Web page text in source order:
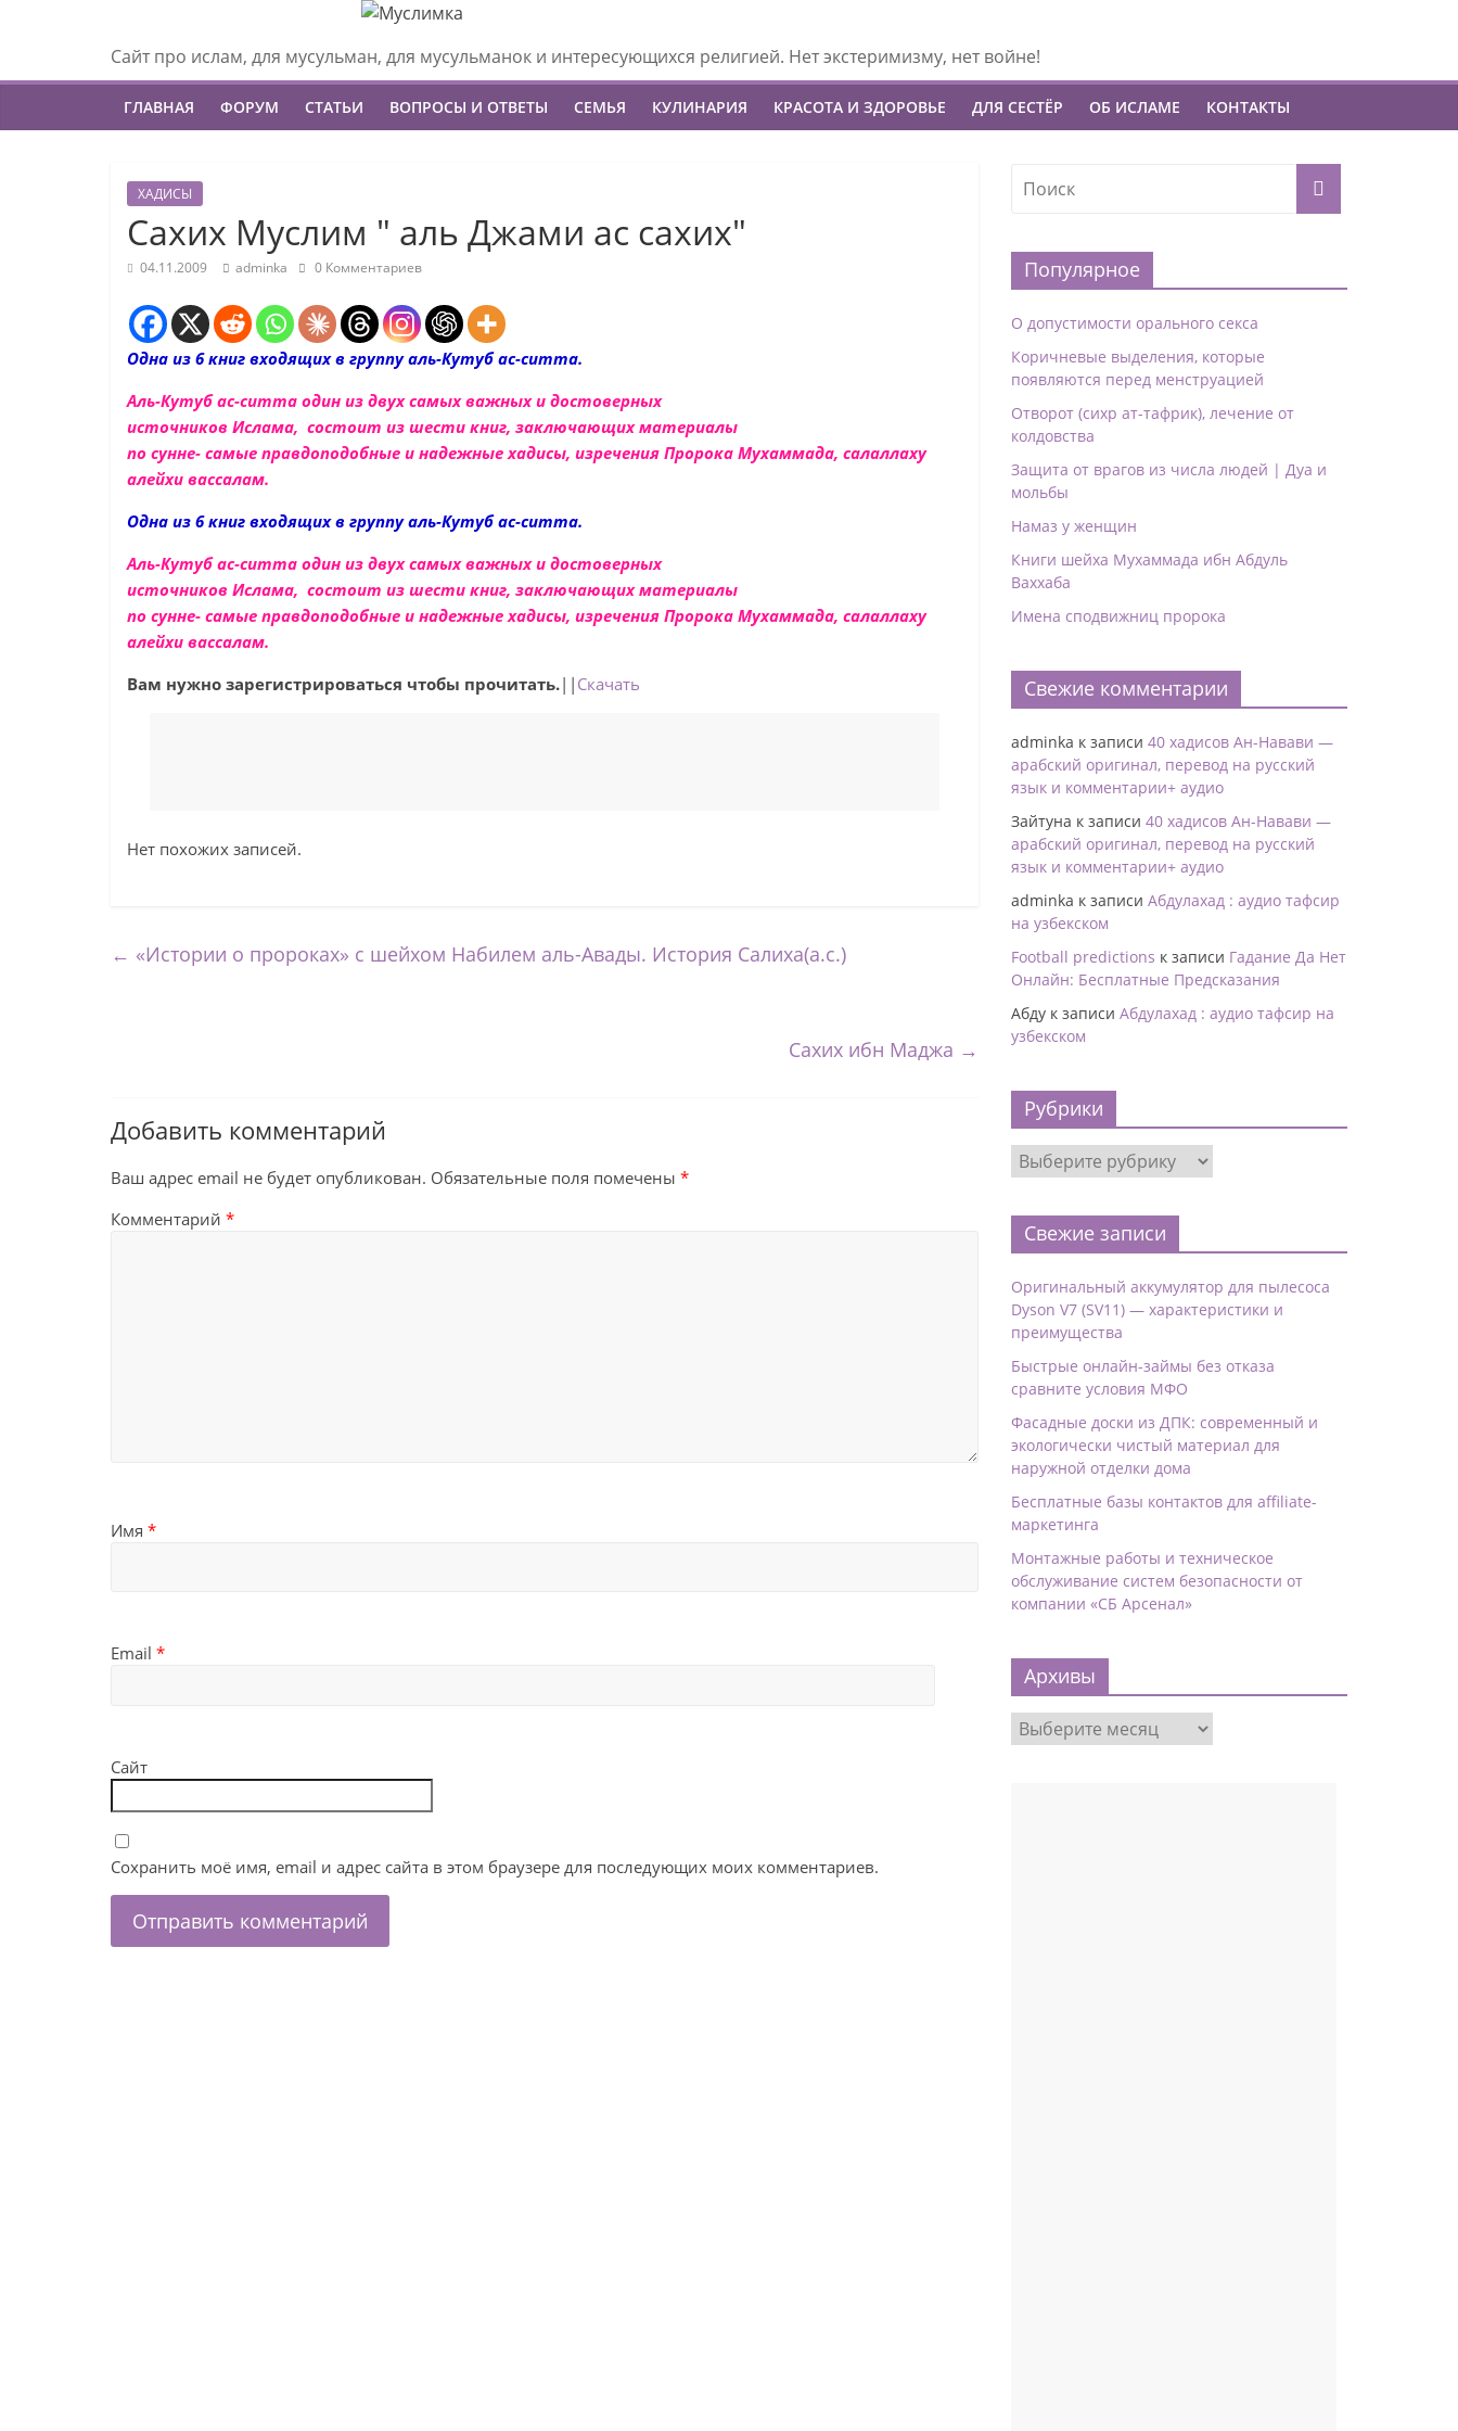
Сайт про ислам, для мусульман, для мусульманок и интересующихся религией. Нет экстеримизму, нет войне!
ГЛАВНАЯ ФОРУМ СТАТЬИ ВОПРОСЫ И ОТВЕТЫ СЕМЬЯ КУЛИНАРИЯ КРАСОТА И ЗДОРОВЬЕ ДЛЯ СЕСТЁР ОБ ИСЛАМЕ КОНТАКТЫ
ХАДИСЫ
Сахих Муслим " аль Джами ас сахих"
04.11.2009 adminka 0 Комментариев
Одна из 6 книг входящих в группуаль-Кутуб ас-ситта.
Аль-Кутуб ас-ситта один из двух самых важных и достоверных
источников Ислама, состоит из шести книг, заключающих материалы
по сунне- самые правдоподобные и надежные хадисы, изречения Пророка Мухаммада, салаллаху
алейхи вассалам.
Одна из 6 книг входящих в группуаль-Кутуб ас-ситта.
Аль-Кутуб ас-ситта один из двух самых важных и достоверных
источников Ислама, состоит из шести книг, заключающих материалы
по сунне- самые правдоподобные и надежные хадисы, изречения Пророка Мухаммада, салаллаху
алейхи вассалам.
Вам нужно зарегистрироваться чтобы прочитать.|| Скачать
Нет похожих записей.
← «Истории о пророках» с шейхом Набилем аль-Авады. История Салиха(а.с.)
Сахих ибн Маджа →
Добавить комментарий
Ваш адрес email не будет опубликован. Обязательные поля помечены *
Комментарий *
Имя *
Email *
Сайт
Сохранить моё имя, email и адрес сайта в этом браузере для последующих моих комментариев.
Популярное
О допустимости орального секса
Коричневые выделения, которые
появляются перед менструацией
Отворот (сихр ат-тафрик), лечение от
колдовства
Защита от врагов из числа людей | Дуа и
мольбы
Намаз у женщин
Книги шейха Мухаммада ибн Абдуль
Ваххаба
Имена сподвижниц пророка
Свежие комментарии
adminka к записи 40 хадисов Ан-Навави —
арабский оригинал, перевод на русский
язык и комментарии+ аудио
Зайтуна к записи 40 хадисов Ан-Навави —
арабский оригинал, перевод на русский
язык и комментарии+ аудио
adminka к записи Абдулахад : аудио тафсир
на узбекском
Football predictions к записи Гадание Да Нет
Онлайн: Бесплатные Предсказания
Абду к записи Абдулахад : аудио тафсир на
узбекском
Рубрики
Свежие записи
Оригинальный аккумулятор для пылесоса
Dyson V7 (SV11) — характеристики и
преимущества
Быстрые онлайн-займы без отказа
сравните условия МФО
Фасадные доски из ДПК: современный и
экологически чистый материал для
наружной отделки дома
Бесплатные базы контактов для affiliate-
маркетинга
Монтажные работы и техническое
обслуживание систем безопасности от
компании «СБ Арсенал»
Архивы